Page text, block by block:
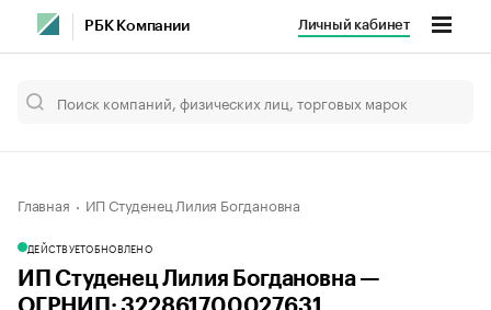
РБК Компании Личный кабинет
Главная ИП Студенец Лилия Богдановна
ДЕЙСТВУЕТОБНОВЛЕНО
ИП Студенец Лилия Богдановна —